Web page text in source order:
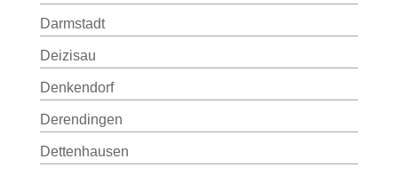
Darmstadt
Deizisau
Denkendorf
Derendingen
Dettenhausen